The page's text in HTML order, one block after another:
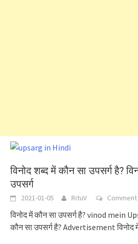
विनोद शब्द में कौन सा उपसर्ग है?
उपसर्ग
2021-01-05 RituV Comment
विनोद में कौन सा उपसर्ग है? vinod mein
कौन सा उपसर्ग है? Advertisement विनोद